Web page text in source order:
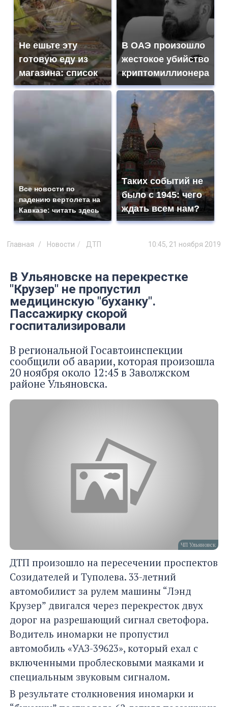
Не ешьте эту
готовую еду из
магазина: список
В ОАЭ произошло
жестокое убийство
криптомиллионера
Все новости по
падению вертолета на
Кавказе: читать здесь
Таких событий не
было с 1945: чего
ждать всем нам?
Главная Новости ДТП 10:45, 21 ноября 2019
В Ульяновске на перекрестке
"Крузер" не пропустил
медицинскую "буханку".
Пассажирку скорой
госпитализировали
В региональной Госавтоинспекции
сообщили об аварии, которая произошла
20 ноября около 12:45 в Заволжском
районе Ульяновска.
ЧП Ульяновск
ДТП произошло на пересечении проспектов
Созидателей и Туполева. 33-летний
автомобилист за рулем машины “Лэнд
Крузер” двигался через перекресток двух
дорог на разрешающий сигнал светофора.
Водитель иномарки не пропустил
автомобиль «УАЗ-39623», который ехал с
включенными проблесковыми маяками и
специальным звуковым сигналом.
В результате столкновения иномарки и